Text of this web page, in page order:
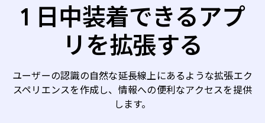
1 日中装着できるアプ
リを拡張する
ユーザーの認識の自然な延長線上にあるような拡張エク
スペリエンスを作成し、情報への便利なアクセスを提供
します。